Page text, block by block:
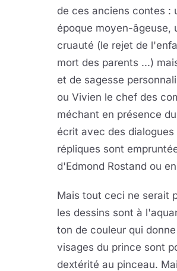
de ces anciens contes :
époque moyen-âgeuse,
cruauté (le rejet de
mort des parents ...)
et de sagesse
ou Vivien le chef des
méchant en présence
écrit avec des
répliques sont
d'Edmond Rostand ou
Mais tout ceci ne serait
les dessins sont à
ton de couleur qui
visages du prince sont
dextérité au pinceau.